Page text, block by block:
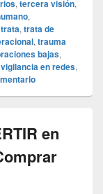
, tercera visión,
,
trata, trata de
, trauma
bajas,
vigilancia en redes,
en